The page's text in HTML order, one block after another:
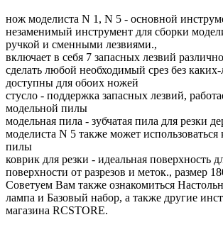
нож моделиста N 1, N 5 - основной
незаменимый инструмент для сборки
ручкой и сменными лезвиями.,
включает в себя 7 запасных лезвий
сделать любой необходимый срез без
доступны для обоих ножей
стусло - поддержка запасных лезвий,
модельной пилы
модельная пила - зубчатая пила для резки
моделиста N 5 также может использоваться
пилы
коврик для резки - идеальная поверхность
поверхности от разрезов и меток., размер
Советуем Вам также ознакомиться
лампа и Базовый набор, а также другие
магазина RCSTORE.